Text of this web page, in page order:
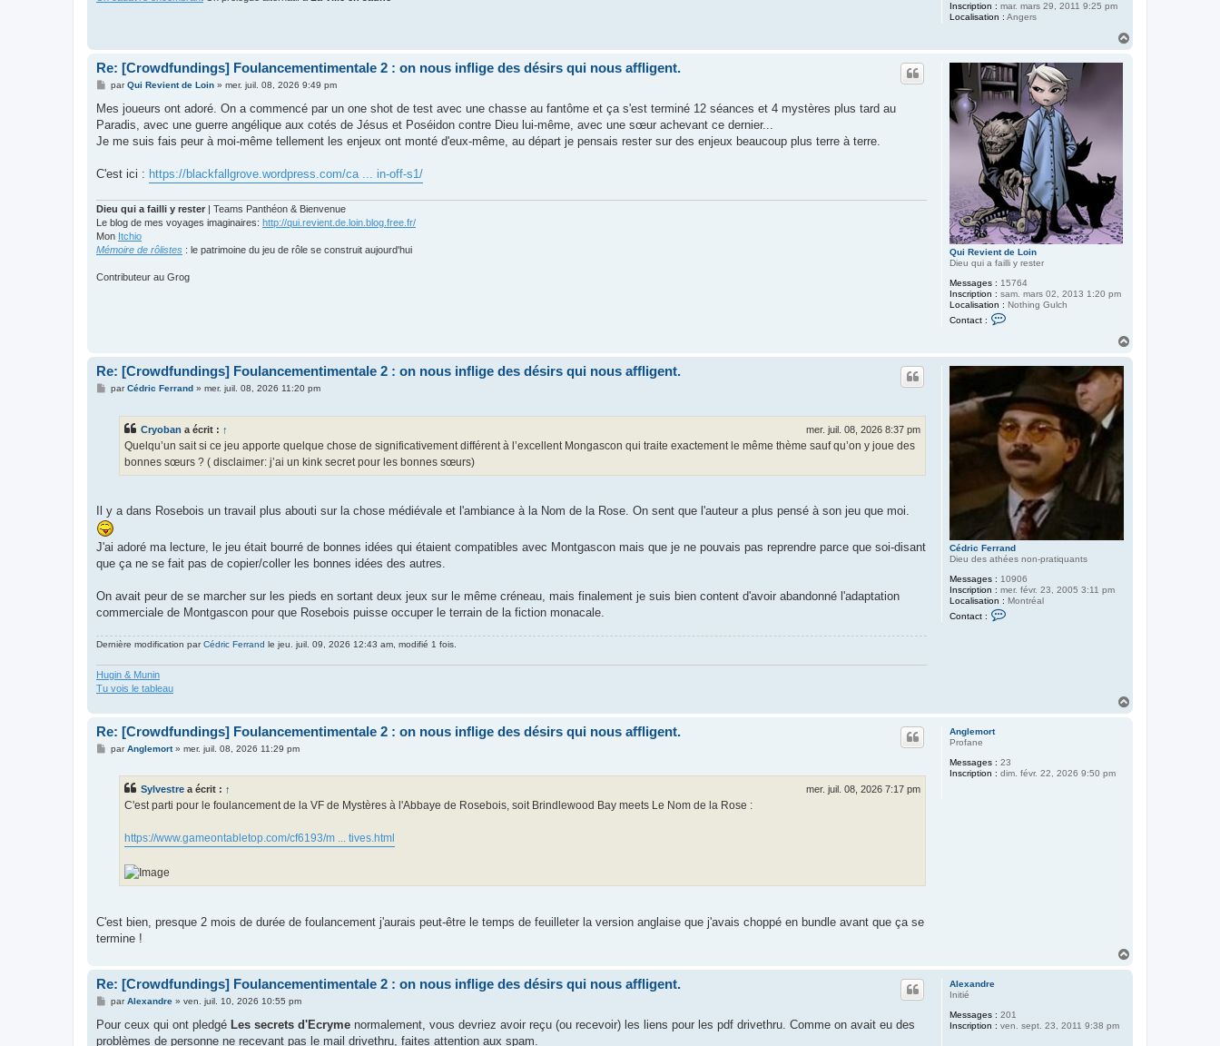
i
n
Inscription : mar. mars 29, 2011 9:25 pm
Localisation : Angers
Qui Revient de Loin
Dieu qui a failli y rester
Messages : 15764
Inscription : sam. mars 02, 2013 1:20 pm
Localisation : Nothing Gulch
Contact :
a
c
e
Q
u
i
R
e
i
e
d
e
L
o
i
n
Re: [Crowdfundings] Foulancementimentale 2 : on nous inflige des désirs qui nous affligent.
M
s
a
g
parQui Revient de Loin» mer. juil. 08, 2026 9:49 pm
Mes joueurs ont adoré. On a commencé par un one shot de test avec une chasse au fantôme et ça s'est terminé 12 séances et 4 mystères plus tard au
Paradis, avec une guerre angélique aux cotés de Jésus et Poséidon contre Dieu lui-même, avec une sœur achevant ce dernier...
Je me suis fais peur à moi-même tellement les enjeux ont monté d'eux-même, au départ je pensais rester sur des enjeux beaucoup plus terre à terre.
C'est ici : https://blackfallgrove.wordpress.com/ca ... in-off-s1/
Dieu qui a failli y rester | Teams Panthéon & Bienvenue
Le blog de mes voyages imaginaires: http://qui.revient.de.loin.blog.free.fr/
Mon Itchio
Mémoire de rôlistes : le patrimoine du jeu de rôle se construit aujourd'hui
Contributeur au Grog
Cédric Ferrand
Dieu des athées non-pratiquants
Messages : 10906
Inscription : mer. févr. 23, 2005 3:11 pm
Localisation : Montréal
Contact :
c
F
Re: [Crowdfundings] Foulancementimentale 2 : on nous inflige des désirs qui nous affligent.
MparCédric Ferrand» mer. juil. 08, 2026 11:20 pm
Cryoban a écrit : ↑ mer. juil. 08, 2026 8:37 pm
Quelqu’un sait si ce jeu apporte quelque chose de significativement différent à l’excellent Mongascon qui traite exactement le même thème sauf qu’on y joue des
bonnes sœurs ? ( disclaimer: j’ai un kink secret pour les bonnes sœurs)
Il y a dans Rosebois un travail plus abouti sur la chose médiévale et l'ambiance à la Nom de la Rose. On sent que l'auteur a plus pensé à son jeu que moi.
J'ai adoré ma lecture, le jeu était bourré de bonnes idées qui étaient compatibles avec Montgascon mais que je ne pouvais pas reprendre parce que soi-disant
que ça ne se fait pas de copier/coller les bonnes idées des autres.
On avait peur de se marcher sur les pieds en sortant deux jeux sur le même créneau, mais finalement je suis bien content d'avoir abandonné l'adaptation
commerciale de Montgascon pour que Rosebois puisse occuper le terrain de la fiction monacale.
Dernière modification parCédric Ferrand le jeu. juil. 09, 2026 12:43 am, modifié 1 fois.
Hugin & Munin
Tu vois le tableau
Anglemort
Profane
Messages : 23
Inscription : dim. févr. 22, 2026 9:50 pm
Re: [Crowdfundings] Foulancementimentale 2 : on nous inflige des désirs qui nous affligent.
MparAnglemort» mer. juil. 08, 2026 11:29 pm
Sylvestre a écrit : ↑ mer. juil. 08, 2026 7:17 pm
C'est parti pour le foulancement de la VF de Mystères à l'Abbaye de Rosebois, soit Brindlewood Bay meets Le Nom de la Rose :
https://www.gameontabletop.com/cf6193/m ... tives.html
C'est bien, presque 2 mois de durée de foulancement j'aurais peut-être le temps de feuilleter la version anglaise que j'avais choppé en bundle avant que ça se
termine !
Alexandre
Initié
Messages : 201
Inscription : ven. sept. 23, 2011 9:38 pm
Re: [Crowdfundings] Foulancementimentale 2 : on nous inflige des désirs qui nous affligent.
M
s
a
parAlexandre» ven. juil. 10, 2026 10:55 pm
Pour ceux qui ont pledgé Les secrets d'Ecryme normalement, vous devriez avoir reçu (ou recevoir) les liens pour les pdf drivethru. Comme on avait eu des
problèmes de personne ne recevant pas le mail drivethru, faites attention aux spam.